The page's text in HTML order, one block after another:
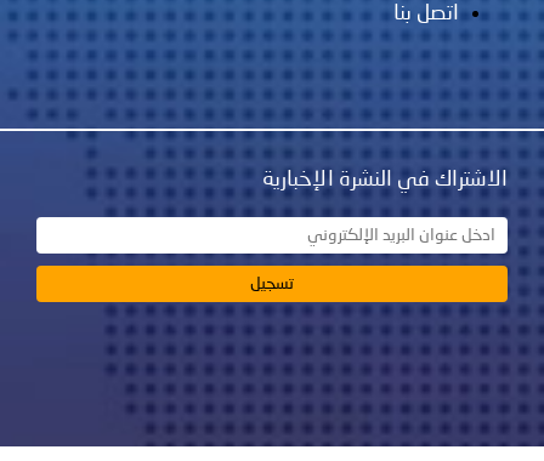
اتصل بنا
الاشتراك في النشرة الإخبارية